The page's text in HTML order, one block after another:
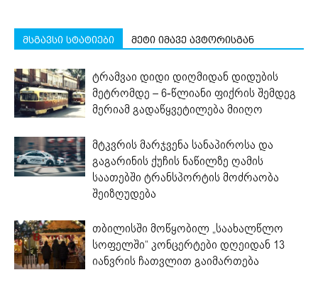
მსგავსი სტატიები მეტი იმავე ავტორისგან
ტრამვაი დიდი დიღმიდან დიდუბის
მეტრომდე – 6-წლიანი ფიქრის შემდეგ
მერიამ გადაწყვეტილება მიიღო
მტკვრის მარჯვენა სანაპიროსა და
გაგარინის ქუჩის ნაწილზე ღამის
საათებში ტრანსპორტის მოძრაობა
შეიზღუდება
თბილისში მოწყობილ „საახალწლო
სოფელში“ კონცერტები დღეიდან 13
იანვრის ჩათვლით გაიმართება